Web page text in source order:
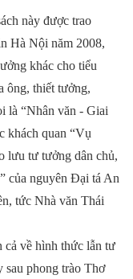
này được trao
Hà Nội năm 2008,
khác cho tiểu
ông, thiết tưởng,
là “Nhân văn - Giai
khách quan “Vụ
lưu tư tưởng dân chủ,
của nguyên Đại tá An
tức Nhà văn Thái
cả về hình thức lẫn tư
phong trào Thơ